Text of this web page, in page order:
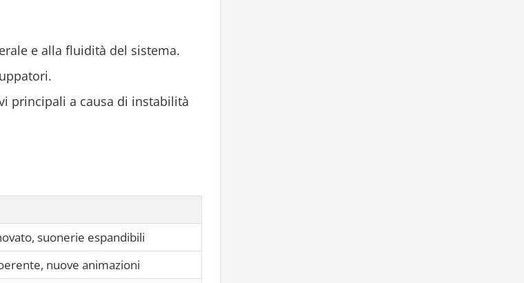
e alla fluidità del sistema.
principali a causa di instabilità
suonerie espandibili
nuove animazioni